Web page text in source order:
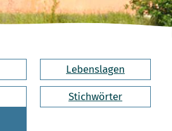
Lebenslagen
Stichwörter